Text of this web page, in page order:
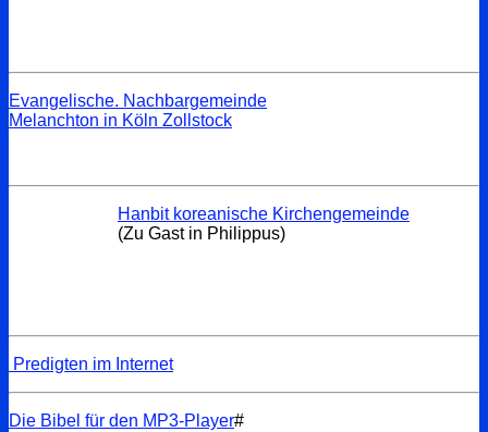
Evangelische. Nachbargemeinde
Melanchton in Köln Zollstock
Hanbit koreanische Kirchengemeinde
(Zu Gast in Philippus)
Predigten im Internet
Die Bibel für den MP3-Player#